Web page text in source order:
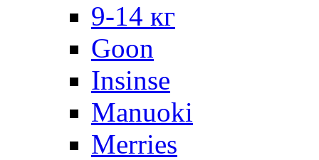
9-14 кг
Goon
Insinse
Manuoki
Merries